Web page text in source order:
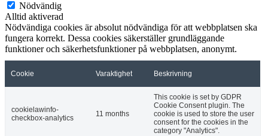
Nödvändig
Alltid aktiverad
Nödvändiga cookies är absolut nödvändiga för att webbplatsen ska
fungera korrekt. Dessa cookies säkerställer grundläggande
funktioner och säkerhetsfunktioner på webbplatsen, anonymt.
Cookie Varaktighet Beskrivning
cookielawinfo-
checkbox-analytics
11 months
This cookie is set by GDPR
Cookie Consent plugin. The
cookie is used to store the user
consent for the cookies in the
category "Analytics".